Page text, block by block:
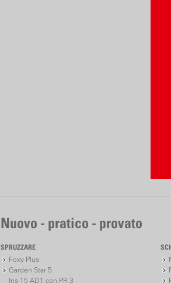
Nuovo - pratico - provato
SPRUZZARE
Foxy Plus
Garden Star 5
Iris 15 AD1 con PR 3